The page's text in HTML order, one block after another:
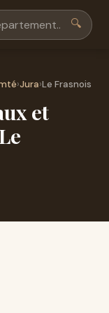
🔍
›Jura›Le Frasnois
et